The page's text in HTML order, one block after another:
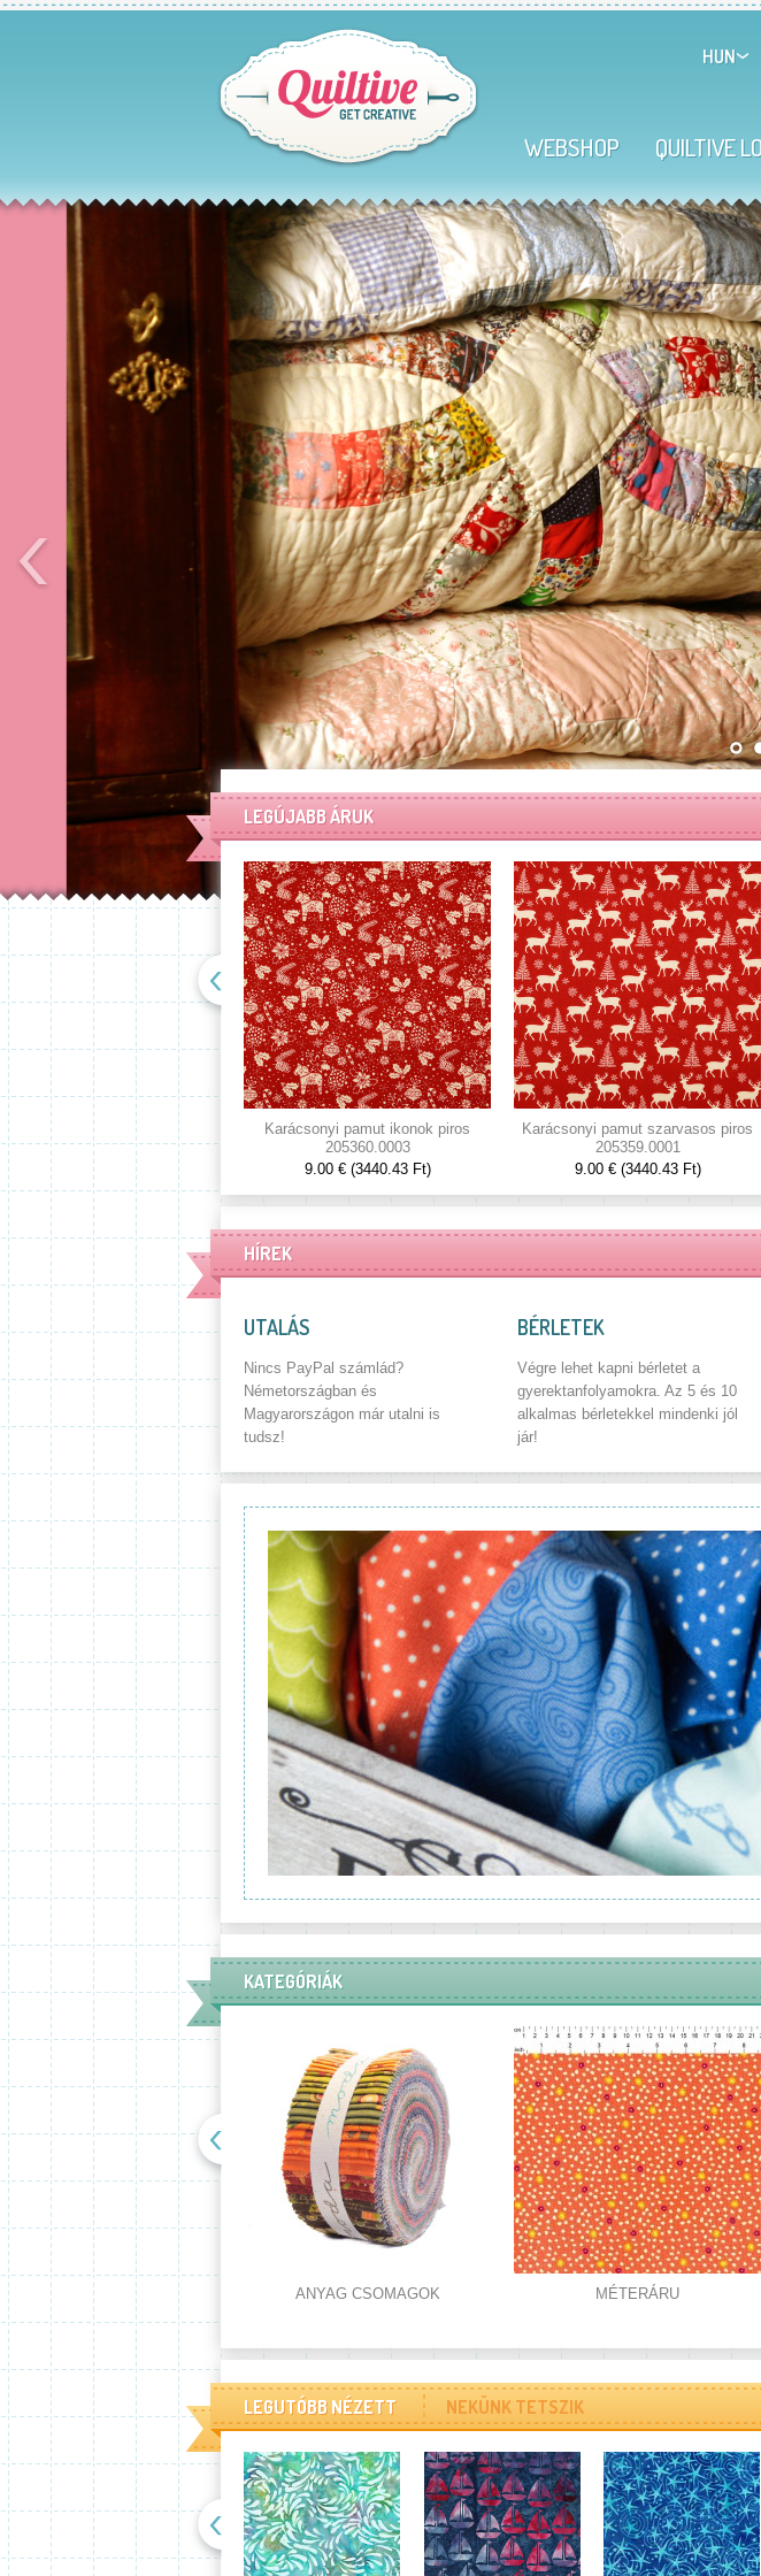
HUN
WEBSHOP QUILTIVE
LEGÚJABB ÁRUK
Karácsonyi pamut ikonok piros
205360.0003
9.00 € (3440.43 Ft)
Karácsonyi pamut szarvasos piros
205359.0001
9.00 € (3440.43 Ft)
HÍREK
UTALÁS
Nincs PayPal számlád?
Németországban és
Magyarországon már utalni is
tudsz!
BÉRLETEK
Végre lehet kapni bérletet a
gyerektanfolyamokra. Az 5 és 10
alkalmas bérletekkel mindenki jól
jár!
KATEGÓRIÁK
ANYAG CSOMAGOK MÉTERÁRU
LEGUTÓBB NÉZETT NEKÜNK TETSZIK